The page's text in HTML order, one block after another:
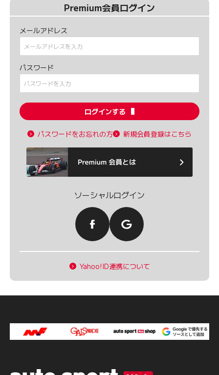
Premium会員ログイン
メールアドレス
パスワード
ログインする
パスワードをお忘れの方 新規会員登録はこちら
ソーシャルログイン
Yahoo!ID連携について